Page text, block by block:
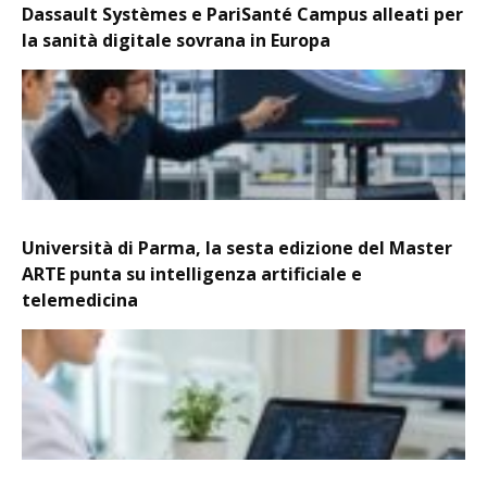
Dassault Systèmes e PariSanté Campus alleati per
la sanità digitale sovrana in Europa
Università di Parma, la sesta edizione del Master
ARTE punta su intelligenza artificiale e
telemedicina